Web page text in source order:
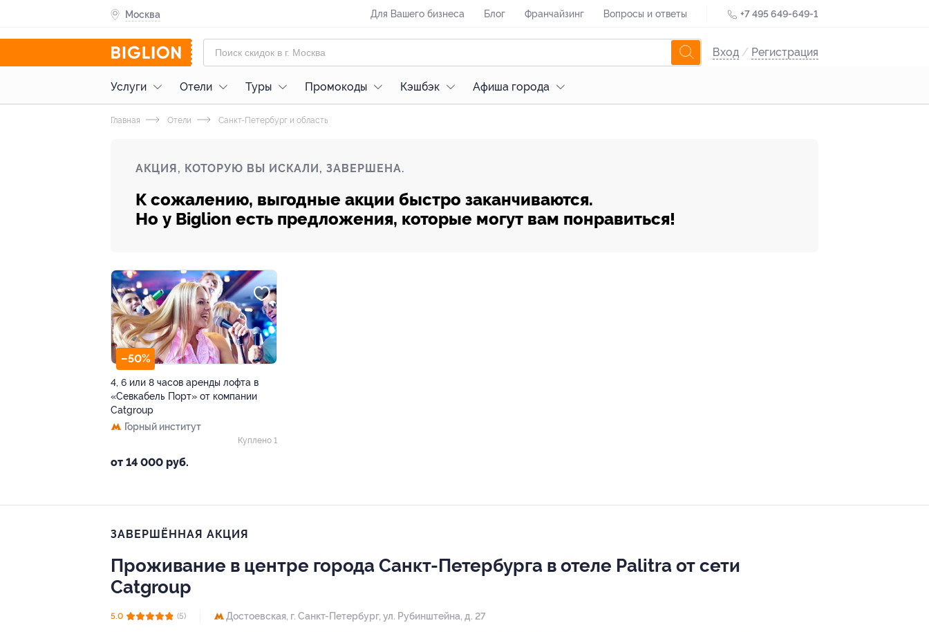
Москва Для Вашего бизнеса Блог Франчайзинг Вопросы и ответы +7 495 649-649-1
Вход / Регистрация
Услуги Отели Туры Промокоды Кэшбэк Афиша города
Главная Отели Санкт-Петербург и область
АКЦИЯ, КОТОРУЮ ВЫ ИСКАЛИ, ЗАВЕРШЕНА.
К сожалению, выгодные акции быстро заканчиваются.
Но у Biglion есть предложения, которые могут вам понравиться!
–50%
4, 6 или 8 часов аренды лофта в
«Сeвкабeль Поpт» от компании
Catgroup
Горный институт
от 14 000 руб.
Куплено 1
ЗАВЕРШЁННАЯ АКЦИЯ
Проживание в центре города Санкт-Петербурга в отеле Palitra от сети
Catgroup
5.0 (5) Достоевская, г. Санкт-Петербург, ул. Рубинштейна, д. 27